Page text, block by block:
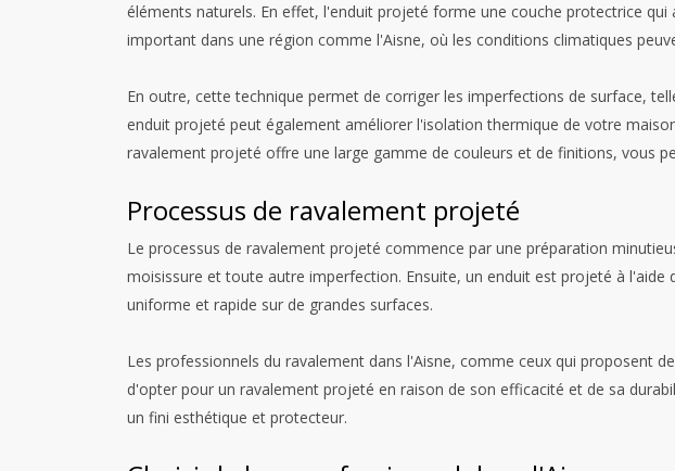
éléments naturels. En effet, l'enduit projeté forme une couche protectrice
important dans une région comme l'Aisne, où les conditions climatiques
En outre, cette technique permet de corriger les imperfections de surface,
enduit projeté peut également améliorer l'isolation thermique de votre
ravalement projeté offre une large gamme de couleurs et de finitions, vous
Processus de ravalement projeté
Le processus de ravalement projeté commence par une préparation
moisissure et toute autre imperfection. Ensuite, un enduit est projeté à
uniforme et rapide sur de grandes surfaces.
Les professionnels du ravalement dans l'Aisne, comme ceux qui proposent
d'opter pour un ravalement projeté en raison de son efficacité et de sa
un fini esthétique et protecteur.